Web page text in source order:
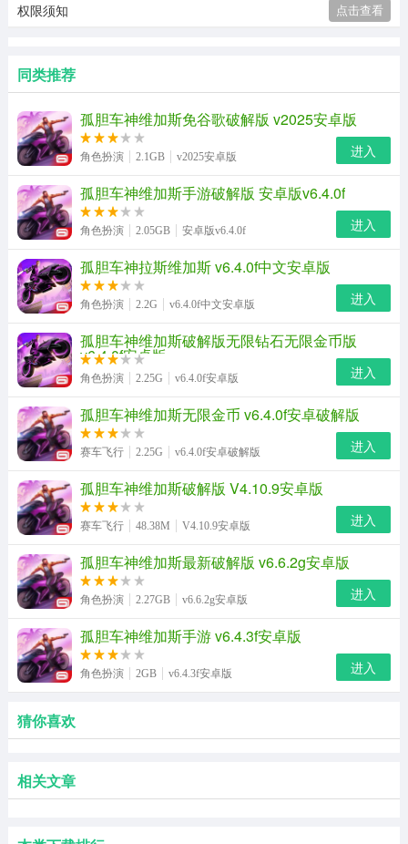
权限须知
点击查看
同类推荐
孤胆车神维加斯免谷歌破解版 v2025安卓版
角色扮演 2.1GB v2025安卓版 进入
孤胆车神维加斯手游破解版 安卓版v6.4.0f
角色扮演 2.05GB 安卓版v6.4.0f 进入
孤胆车神拉斯维加斯 v6.4.0f中文安卓版
角色扮演 2.2G v6.4.0f中文安卓版 进入
孤胆车神维加斯破解版无限钻石无限金币版
v6.4.0f安卓版
角色扮演 2.25G v6.4.0f安卓版 进入
孤胆车神维加斯无限金币 v6.4.0f安卓破解版
赛车飞行 2.25G v6.4.0f安卓破解版 进入
孤胆车神维加斯破解版 V4.10.9安卓版
赛车飞行 48.38M V4.10.9安卓版 进入
孤胆车神维加斯最新破解版 v6.6.2g安卓版
角色扮演 2.27GB v6.6.2g安卓版 进入
孤胆车神维加斯手游 v6.4.3f安卓版
角色扮演 2GB v6.4.3f安卓版 进入
猜你喜欢
相关文章